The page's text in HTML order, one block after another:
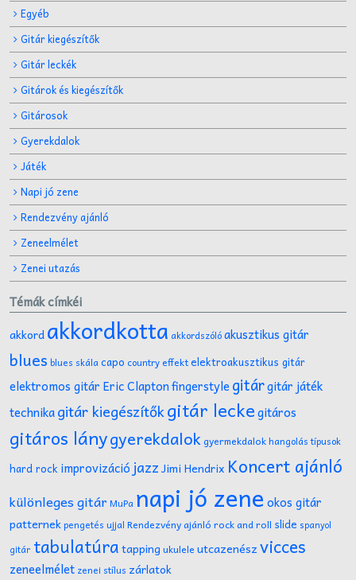
Egyéb
Gitár kiegészítők
Gitár leckék
Gitárok és kiegészítők
Gitárosok
Gyerekdalok
Játék
Napi jó zene
Rendezvény ajánló
Zeneelmélet
Zenei utazás
Témák címkéi
akkordakkordkotta akkordszólóakusztikus gitár
blues blues skálacapo country effektelektroakusztikus gitár
elektromos gitár Eric Claptonfingerstyle gitárgitár játék
technikagitár kiegészítőkgitár leckegitáros
gitáros lánygyerekdalokgyermekdalokhangolás típusok
hard rock improvizáció jazzJimi Hendrix Koncert ajánló
különleges gitár MuPa napi jó zene okos gitár
patternekpengetés ujjal Rendezvény ajánló rock and roll slide spanyol
gitár tabulatúratapping ukulele utcazenészvicces
zeneelmélet zenei stílus zárlatok